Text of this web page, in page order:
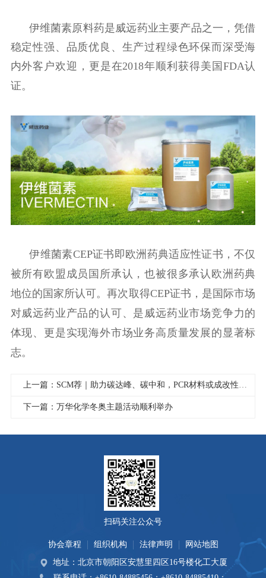
伊维菌素原料药是威远药业主要产品之一，凭借
稳定性强、品质优良、生产过程绿色环保而深受海
内外客户欢迎，更是在2018年顺利获得美国FDA认
证。
伊维菌素CEP证书即欧洲药典适应性证书，不仅
被所有欧盟成员国所承认，也被很多承认欧洲药典
地位的国家所认可。再次取得CEP证书，是国际市场
对威远药业产品的认可、是威远药业市场竞争力的
体现、更是实现海外市场业务高质量发展的显著标
志。
下一篇：万华化学冬奥主题活动顺利举办
扫码关注公众号
协会章程 组织机构 法律声明
网站地图
地址：北京市朝阳区安慧里四区16号楼化工大厦